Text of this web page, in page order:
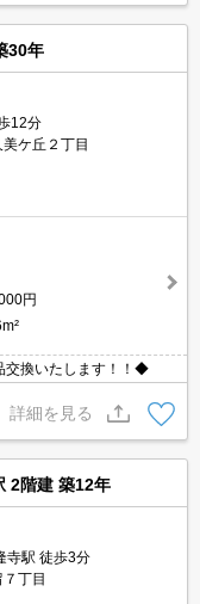
30年
12分
ケ丘２丁目
円
交換いたします！！◆
詳細を見る
2階建 築12年
寺駅 徒歩3分
丁目